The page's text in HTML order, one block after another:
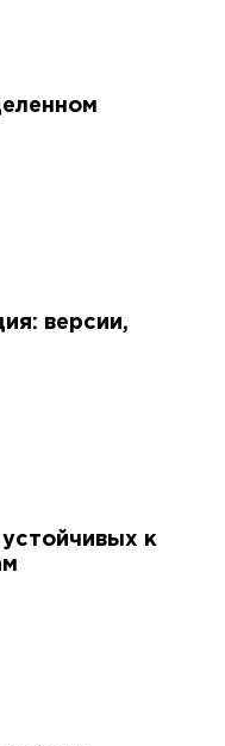
версии,
к